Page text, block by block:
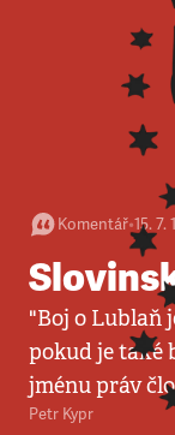
Komentář•15. 7.
"Boj o Lublaň
pokud je také
jménu práv
Petr Kypr